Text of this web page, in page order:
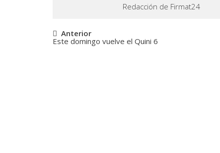
Redacción de Firmat24
Navegación
Anterior
Este domingo vuelve el Quini 6